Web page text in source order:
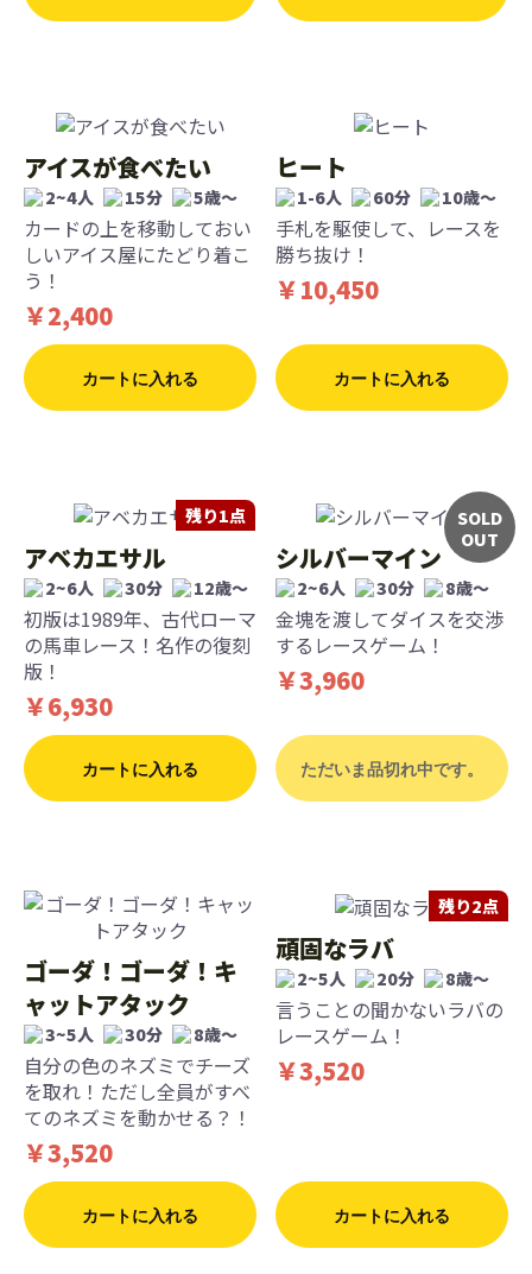
アイスが食べたい
2~4人 15分 5歳〜
カードの上を移動しておい
しいアイス屋にたどり着こ
う！
￥2,400
カートに入れる
ヒート
1-6人 60分 10歳〜
手札を駆使して、レースを
勝ち抜け！
￥10,450
カートに入れる
残り1点
アベカエサル
2~6人 30分 12歳〜
初版は1989年、古代ローマ
の馬車レース！名作の復刻
版！
￥6,930
カートに入れる
SOLD
OUT
シルバーマイン
2~6人 30分 8歳〜
金塊を渡してダイスを交渉
するレースゲーム！
￥3,960
ただいま品切れ中です。
ゴーダ！ゴーダ！キ
ャットアタック
3~5人 30分 8歳〜
自分の色のネズミでチーズ
を取れ！ただし全員がすべ
てのネズミを動かせる？！
￥3,520
カートに入れる
残り2点
頑固なラバ
2~5人 20分 8歳〜
言うことの聞かないラバの
レースゲーム！
￥3,520
カートに入れる